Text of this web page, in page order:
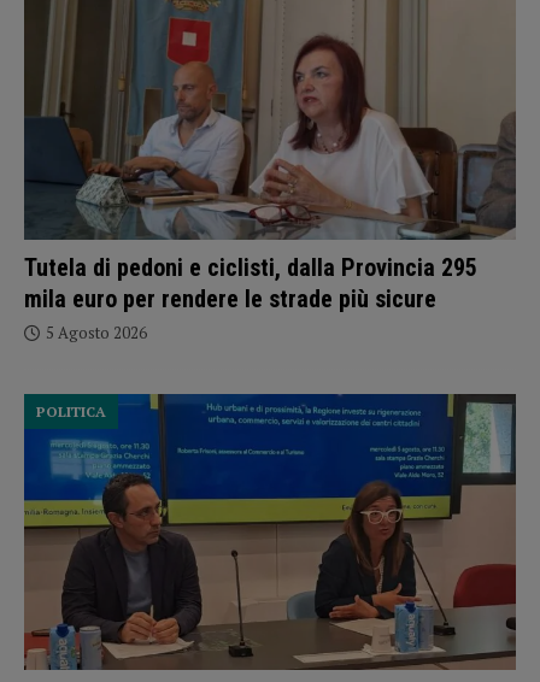
Tutela di pedoni e ciclisti, dalla Provincia 295
mila euro per rendere le strade più sicure
5 Agosto 2026
POLITICA